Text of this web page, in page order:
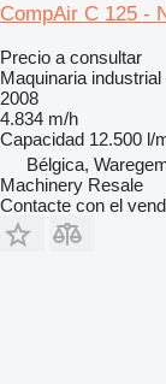
CompAir C 125 -
Precio a consultar
Maquinaria
2008
4.834 m/h
Capacidad 12.500 l/
Bélgica,
Machinery Resale
Contacte con el